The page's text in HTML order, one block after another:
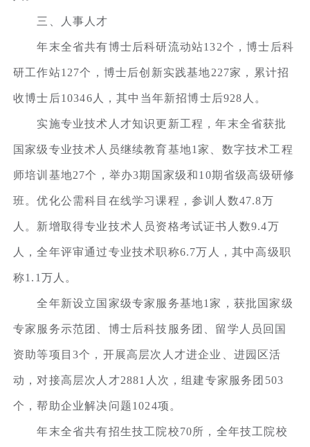
三、人事人才
年末全省共有博士后科研流动站132个，博士后科
研工作站127个，博士后创新实践基地227家，累计招
收博士后10346人，其中当年新招博士后928人。
实施专业技术人才知识更新工程，年末全省获批
国家级专业技术人员继续教育基地1家、数字技术工程
师培训基地27个，举办3期国家级和10期省级高级研修
班。优化公需科目在线学习课程，参训人数47.8万
人。新增取得专业技术人员资格考试证书人数9.4万
人，全年评审通过专业技术职称6.7万人，其中高级职
称1.1万人。
全年新设立国家级专家服务基地1家，获批国家级
专家服务示范团、博士后科技服务团、留学人员回国
资助等项目3个，开展高层次人才进企业、进园区活
动，对接高层次人才2881人次，组建专家服务团503
个，帮助企业解决问题1024项。
年末全省共有招生技工院校70所，全年技工院校